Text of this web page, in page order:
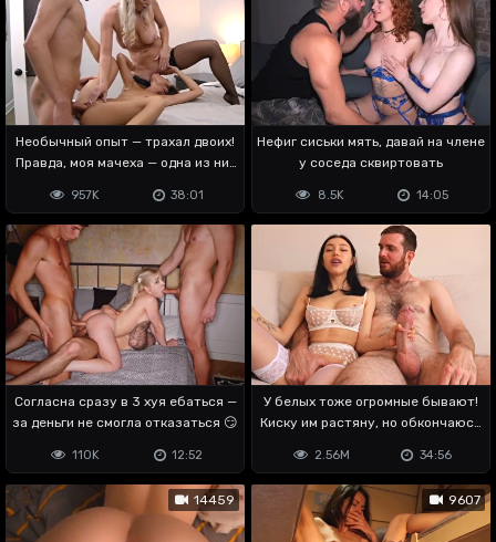
Необычный опыт — трахал двоих!
Правда, моя мачеха — одна из них
38:01
957K
Нефиг сиськи мять, давай на члене
у соседа сквиртовать
14:05
8.5K
Согласна сразу в 3 хуя ебаться —
за деньги не смогла отказаться 😏
12:52
110K
У белых тоже огромные бывают!
Киску им растяну, но обкончаюсь
34:56
2.56M
14459 9607